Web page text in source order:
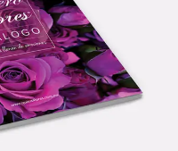
,Diseño Web